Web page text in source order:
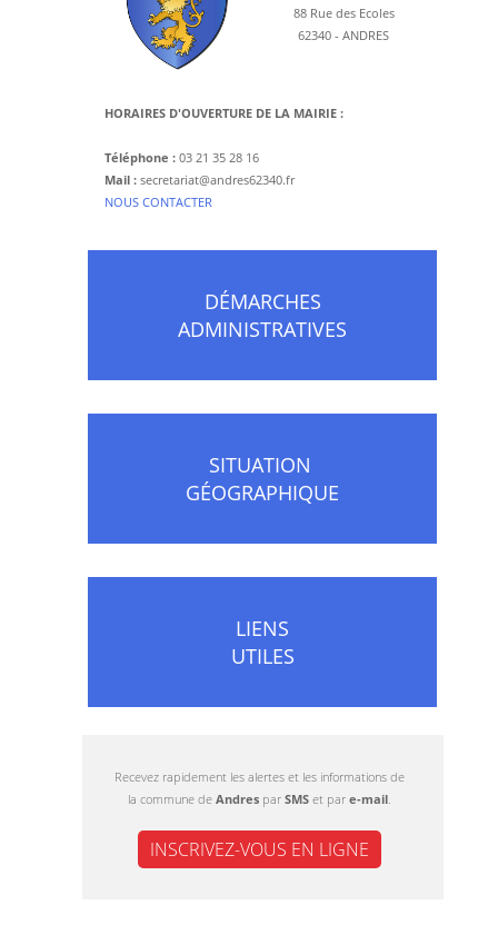
88 Rue des Ecoles
62340 - ANDRES
HORAIRES D'OUVERTURE DE LA MAIRIE :
Téléphone : 03 21 35 28 16
Mail : secretariat@andres62340.fr
​NOUS CONTACTER
DÉMARCHES
ADMINISTRATIVES
SITUATION
GÉOGRAPHIQUE
LIENS
UTILES
Recevez rapidement les alertes et les informations de
la commune de Andres par SMS et par e-mail.
INSCRIVEZ-VOUS EN LIGNE